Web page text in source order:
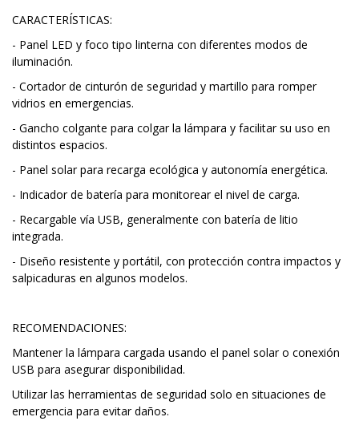
CARACTERÍSTICAS:
- Panel LED y foco tipo linterna con diferentes modos de
iluminación.
- Cortador de cinturón de seguridad y martillo para romper
vidrios en emergencias.
- Gancho colgante para colgar la lámpara y facilitar su uso en
distintos espacios.
- Panel solar para recarga ecológica y autonomía energética.
- Indicador de batería para monitorear el nivel de carga.
- Recargable vía USB, generalmente con batería de litio
integrada.
- Diseño resistente y portátil, con protección contra impactos y
salpicaduras en algunos modelos.
RECOMENDACIONES:
Mantener la lámpara cargada usando el panel solar o conexión
USB para asegurar disponibilidad.
Utilizar las herramientas de seguridad solo en situaciones de
emergencia para evitar daños.